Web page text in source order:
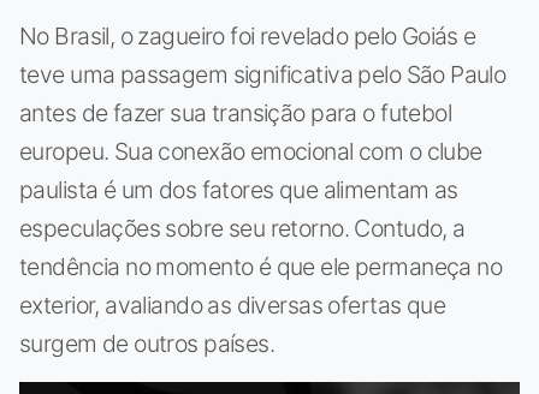
No Brasil, o zagueiro foi revelado pelo Goiás e
teve uma passagem significativa pelo São Paulo
antes de fazer sua transição para o futebol
europeu. Sua conexão emocional com o clube
paulista é um dos fatores que alimentam as
especulações sobre seu retorno. Contudo, a
tendência no momento é que ele permaneça no
exterior, avaliando as diversas ofertas que
surgem de outros países.